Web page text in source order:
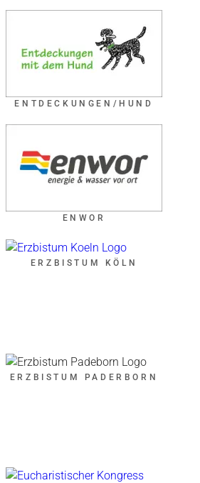
ENTDECKUNGEN/HUND
ENWOR
ERZBISTUM KÖLN
ERZBISTUM PADERBORN